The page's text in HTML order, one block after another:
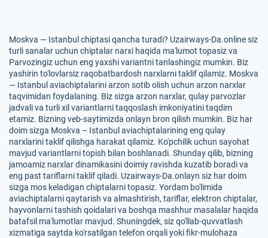
Moskva — Istanbul chiptasi qancha turadi? Uzairways-Da.online siz
turli sanalar uchun chiptalar narxi haqida ma'lumot topasiz va
Parvozingiz uchun eng yaxshi variantni tanlashingiz mumkin. Biz
yashirin to'lovlarsiz raqobatbardosh narxlarni taklif qilamiz. Moskva
— Istanbul aviachiptalarini arzon sotib olish uchun arzon narxlar
taqvimidan foydalaning. Biz sizga arzon narxlar, qulay parvozlar
jadvali va turli xil variantlarni taqqoslash imkoniyatini taqdim
etamiz. Bizning veb-saytimizda onlayn bron qilish mumkin. Biz har
doim sizga Moskva – Istanbul aviachiptalarining eng qulay
narxlarini taklif qilishga harakat qilamiz. Ko'pchilik uchun sayohat
mavjud variantlarni topish bilan boshlanadi. Shunday qilib, bizning
jamoamiz narxlar dinamikasini doimiy ravishda kuzatib boradi va
eng past tariflarni taklif qiladi. Uzairways-Da.onlayn siz har doim
sizga mos keladigan chiptalarni topasiz. Yordam bo'limida
aviachiptalarni qaytarish va almashtirish, tariflar, elektron chiptalar,
hayvonlarni tashish qoidalari va boshqa mashhur masalalar haqida
batafsil ma'lumotlar mavjud. Shuningdek, siz qo'llab-quvvatlash
xizmatiga saytda ko'rsatilgan telefon orqali yoki fikr-mulohaza